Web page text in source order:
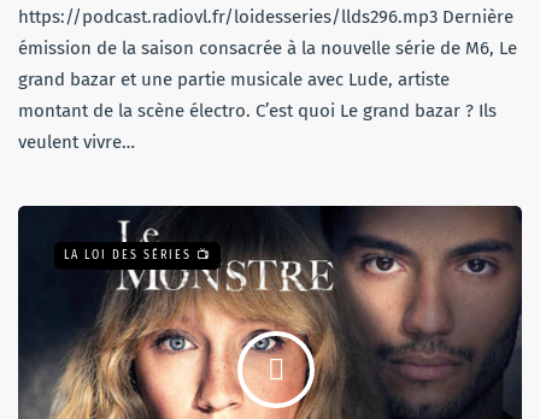
https://podcast.radiovl.fr/loidesseries/llds296.mp3 Dernière
émission de la saison consacrée à la nouvelle série de M6, Le
grand bazar et une partie musicale avec Lude, artiste
montant de la scène électro. C’est quoi Le grand bazar ? Ils
veulent vivre…
LA LOI DES SÉRIES 📺